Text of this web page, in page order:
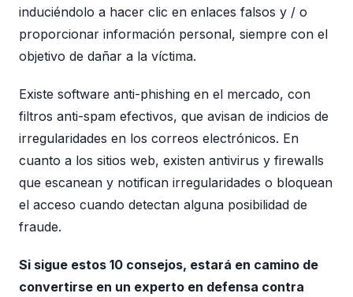
induciéndolo a hacer clic en enlaces falsos y / o
proporcionar información personal, siempre con el
objetivo de dañar a la víctima.
Existe software anti-phishing en el mercado, con
filtros anti-spam efectivos, que avisan de indicios de
irregularidades en los correos electrónicos. En
cuanto a los sitios web, existen antivirus y firewalls
que escanean y notifican irregularidades o bloquean
el acceso cuando detectan alguna posibilidad de
fraude.
Si sigue estos 10 consejos, estará en camino de
convertirse en un experto en defensa contra